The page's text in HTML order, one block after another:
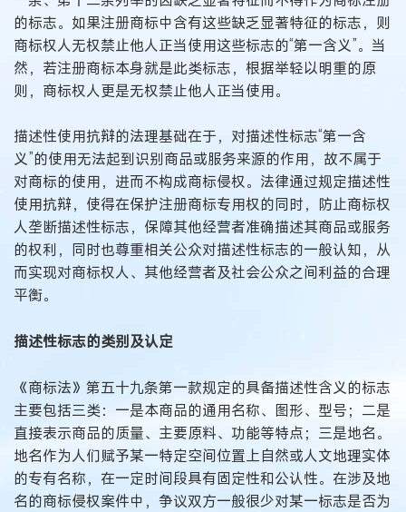
的标志。如果注册商标中含有这些缺乏显著特征的标志，则
商标权人无权禁止他人正当使用这些标志的“第一含义”。当
然，若注册商标本身就是此类标志，根据举轻以明重的原
则，商标权人更是无权禁止他人正当使用。
描述性使用抗辩的法理基础在于，对描述性标志“第一含
义”的使用无法起到识别商品或服务来源的作用，故不属于
对商标的使用，进而不构成商标侵权。法律通过规定描述性
使用抗辩，使得在保护注册商标专用权的同时，防止商标权
人垄断描述性标志，保障其他经营者准确描述其商品或服务
的权利，同时也尊重相关公众对描述性标志的一般认知，从
而实现对商标权人、其他经营者及社会公众之间利益的合理
平衡。
描述性标志的类别及认定
《商标法》第五十九条第一款规定的具备描述性含义的标志
主要包括三类：一是本商品的通用名称、图形、型号；二是
直接表示商品的质量、主要原料、功能等特点；三是地名。
地名作为人们赋予某一特定空间位置上自然或人文地理实体
的专有名称，在一定时间段具有固定性和公认性。在涉及地
名的商标侵权案件中，争议双方一般很少对某一标志是否为